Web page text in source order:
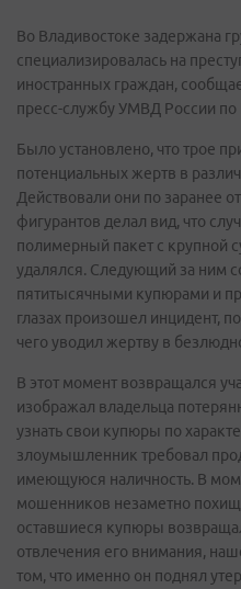
Во Владивостоке задержана
специализировалась на
иностранных граждан,
пресс-службу УМВД России
Было установлено, что трое
потенциальных жертв в
Действовали они по заранее
фигурантов делал вид, что
полимерный пакет с крупной
удалялся. Следующий за ним
пятитысячными купюрами и
глазах произошел инцидент,
чего уводил жертву в
В этот момент возвращался
изображал владельца
узнать свои купюры по
злоумышленник требовал
имеющуюся наличность. В
мошенников незаметно
оставшиеся купюры
отвлечения его внимания,
том, что именно он поднял